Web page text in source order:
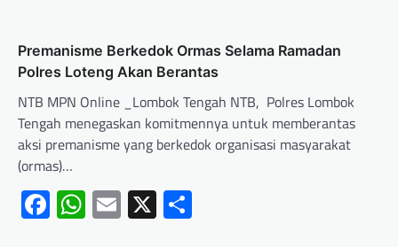
Premanisme Berkedok Ormas Selama Ramadan
Polres Loteng Akan Berantas
NTB MPN Online _Lombok Tengah NTB, Polres Lombok
Tengah menegaskan komitmennya untuk memberantas
aksi premanisme yang berkedok organisasi masyarakat
(ormas)…
Facebook
WhatsApp
Email
X